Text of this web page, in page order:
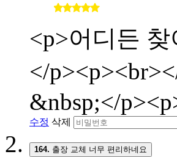
<p>어디든
</
&nbsp;</
수정 삭제
164. 출장 교체 너무 편리하네요